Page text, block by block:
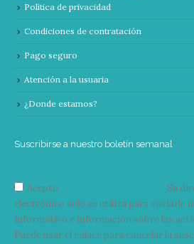
Política de privacidad
Condiciones de contratación
Pago seguro
Atención a la usuaria
¿Donde estamos?
Suscribirse a nuestro boletín semanal
Acepto
Su
electrónico solo se utiliza para enviarle
informativo e información sobre las
Puede usar el enlace para cancelar la